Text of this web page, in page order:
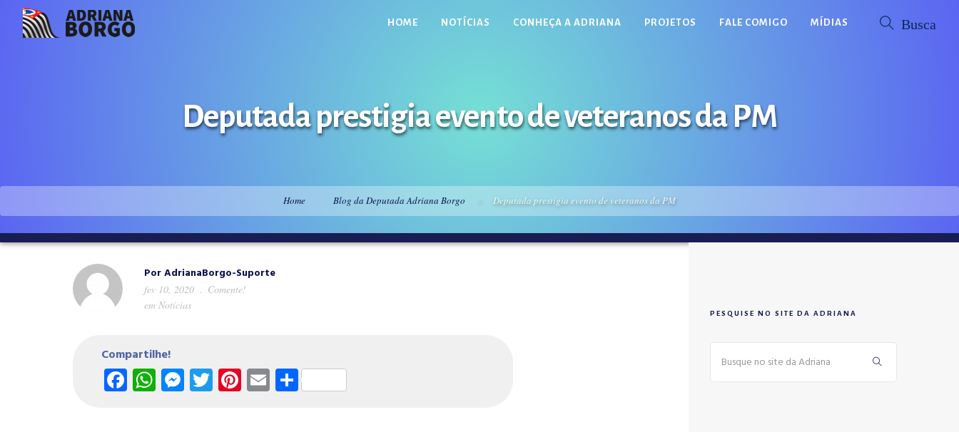
HOME NOTÍCIAS CONHEÇA A ADRIANA PROJETOS FALE COMIGO MÍDIAS
Deputada prestigia evento de veteranos da PM
Home Blog da Deputada Adriana Borgo Deputada prestigia evento de veteranos da PM
PorAdrianaBorgo-Suporte
fev 10, 2020
Comente!
em Notícias
Compartilhe!
Facebook
WhatsApp
Messenger
Twitter
Pinterest
Email
Share
PESQUISE NO SITE DA ADRIANA